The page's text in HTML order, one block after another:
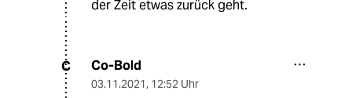
der Zeit etwas zurück geht.
C Co-Bold
03.11.2021, 12:52 Uhr